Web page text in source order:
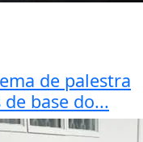
de palestra
base do...